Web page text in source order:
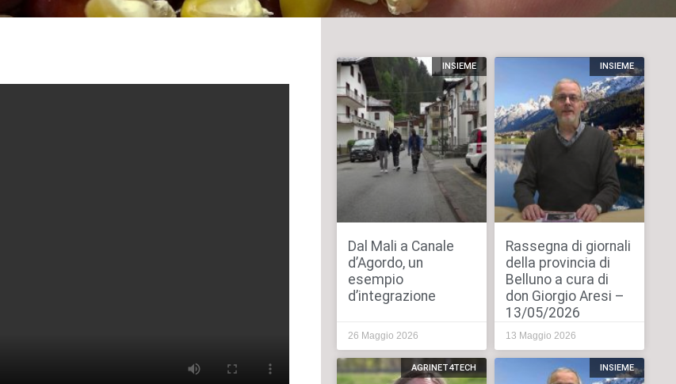
INSIEME
Dal Mali a Canale
d’Agordo, un
esempio
d’integrazione
26 Maggio 2026
INSIEME
Rassegna di giornali
della provincia di
Belluno a cura di
don Giorgio Aresi –
13/05/2026
13 Maggio 2026
AGRINET4TECH INSIEME